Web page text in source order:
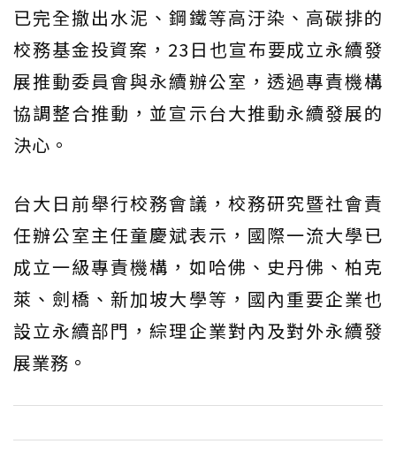
已完全撤出水泥、鋼鐵等高汙染、高碳排的
校務基金投資案，23日也宣布要成立永續發
展推動委員會與永續辦公室，透過專責機構
協調整合推動，並宣示台大推動永續發展的
決心。
台大日前舉行校務會議，校務研究暨社會責
任辦公室主任童慶斌表示，國際一流大學已
成立一級專責機構，如哈佛、史丹佛、柏克
萊、劍橋、新加坡大學等，國內重要企業也
設立永續部門，綜理企業對內及對外永續發
展業務。